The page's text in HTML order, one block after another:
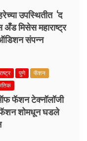
उपस्थितीत ‘द
मिसेस महाराष्ट्र
ऑडिशन संपन्न
पुणे
फॅशन
फॅशन टेक्नॉलॉजी
फॅशन शोमधून घडले